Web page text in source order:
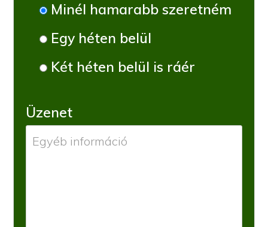
Minél hamarabb szeretném
Egy héten belül
Két héten belül is ráér
Üzenet